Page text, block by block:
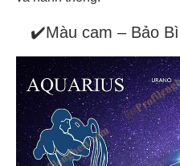
✔️Màu cam – Bảo